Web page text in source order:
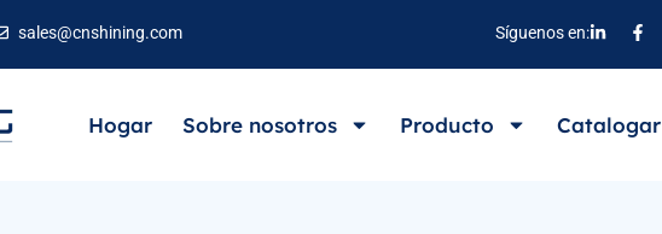
sales@cnshining.com Síguenos en:
Hogar Sobre nosotros Producto Catalogar